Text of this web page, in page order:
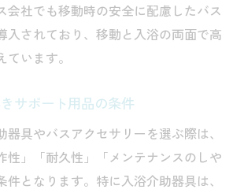
会社でも移動時の安全に配慮したバス
入されており、移動と入浴の両面で高
います。
サポート用品の条件
器具やバスアクセサリーを選ぶ際は、
性」「耐久性」「メンテナンスのしや
件となります。特に入浴介助器具は、